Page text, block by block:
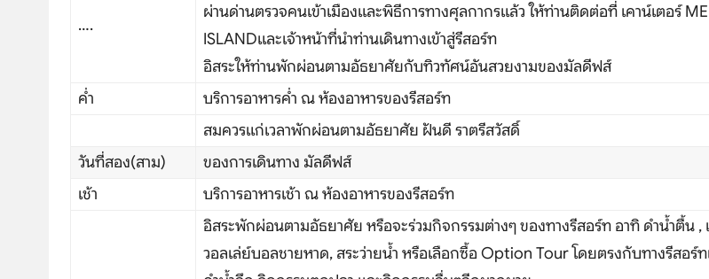
….
ผ่านด่านตรวจคนเข้าเมืองและพิธีการทางศุลกากรแล้ว ให้ท่านติดต่อที่ เคาน์เตอร์
ISLANDและเจ้าหน้าที่นำท่านเดินทางเข้าสู่รีสอร์ท
อิสระให้ท่านพักผ่อนตามอัธยาศัยกับทิวทัศน์อันสวยงามของมัลดีฟส์
ค่ำ
บริการอาหารค่ำ ณ ห้องอาหารของรีสอร์ท
สมควรแก่เวลาพักผ่อนตามอัธยาศัย ฝันดี ราตรีสวัสดิ์
วันที่สอง(สาม)
ของการเดินทาง มัลดีฟส์
เช้า
บริการอาหารเช้า ณ ห้องอาหารของรีสอร์ท
อิสระพักผ่อนตามอัธยาศัย หรือจะร่วมกิจกรรมต่างๆ ของทางรีสอร์ท อาทิ ดำน้ำตื้น ,
วอลเล่ย์บอลชายหาด, สระว่ายน้ำ หรือเลือกซื้อ Option Tour โดยตรงกับทางรีสอร์ท